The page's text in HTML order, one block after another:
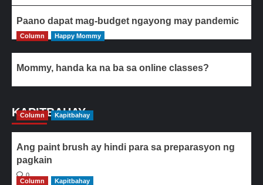
Paano dapat mag-budget ngayong may pandemic
Column Happy Mommy
Mommy, handa ka na ba sa online classes?
KAPITBAHAY
Column Kapitbahay
Ang paint brush ay hindi para sa preparasyon ng
pagkain
0
Column
Kapitbahay